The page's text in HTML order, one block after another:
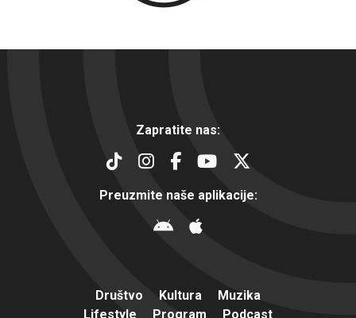
Zapratite nas:
Preuzmite naše aplikacije:
Društvo Kultura
Muzika
Lifestyle
Program
Podcast